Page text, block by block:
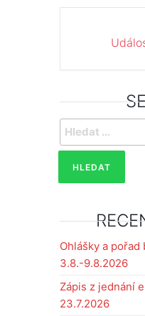
Vyhledávání
Ohlášky a
3.8.-9.8.2026
Zápis z jednání
23.7.2026